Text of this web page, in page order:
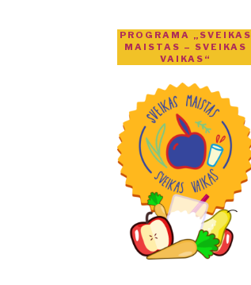
PROGRAMA „SVEIKAS
MAISTAS – SVEIKAS
VAIKAS“